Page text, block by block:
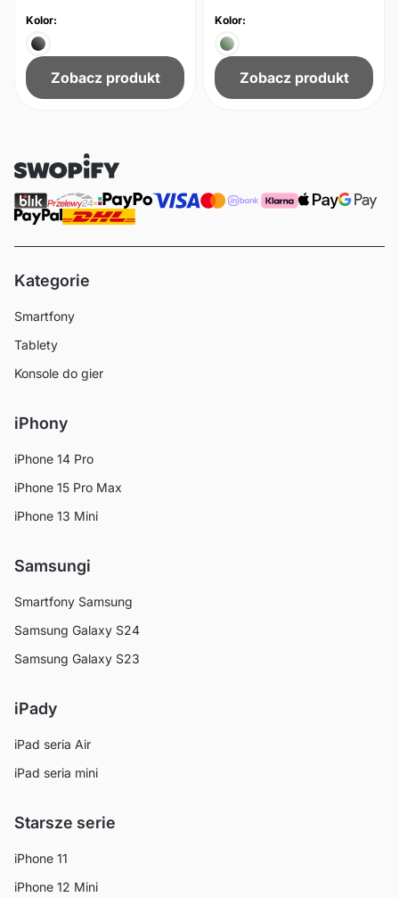
Kolor:
Zobacz produkt
Kolor:
Zobacz produkt
Kategorie
Smartfony
Tablety
Konsole do gier
iPhony
iPhone 14 Pro
iPhone 15 Pro Max
iPhone 13 Mini
Samsungi
Smartfony Samsung
Samsung Galaxy S24
Samsung Galaxy S23
iPady
iPad seria Air
iPad seria mini
Starsze serie
iPhone 11
iPhone 12 Mini